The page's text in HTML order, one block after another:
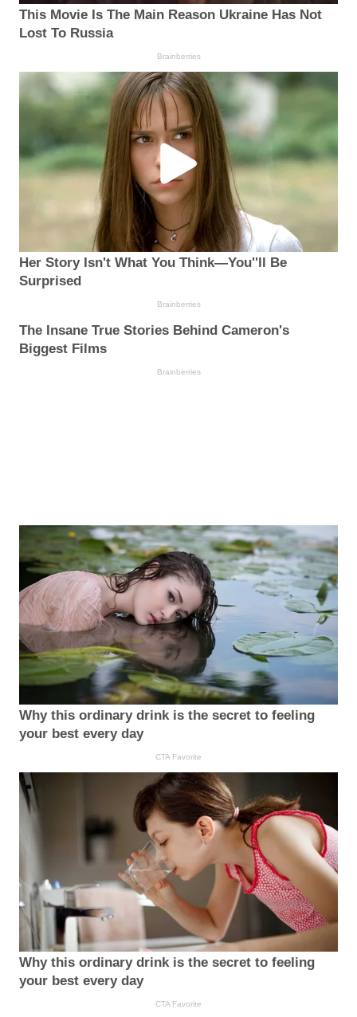
This Movie Is The Main Reason Ukraine Has Not
Lost To Russia
Brainberries
Her Story Isn't What You Think—You''ll Be
Surprised
Brainberries
The Insane True Stories Behind Cameron's
Biggest Films
Brainberries
Why this ordinary drink is the secret to feeling
your best every day
CTA Favorite
Why this ordinary drink is the secret to feeling
your best every day
CTA Favorite